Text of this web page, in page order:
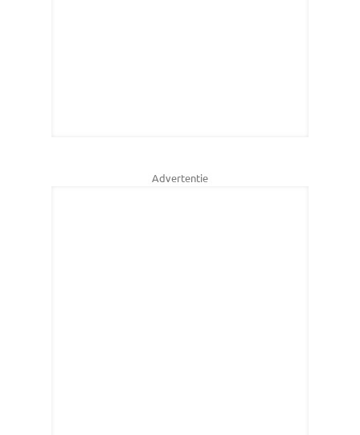
Advertentie